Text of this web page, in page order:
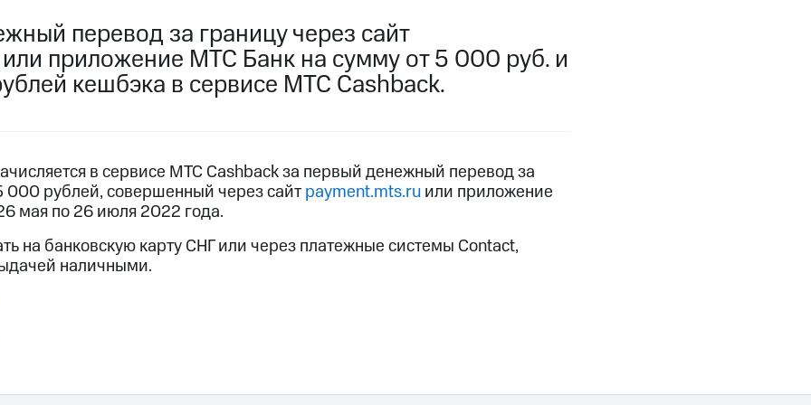
Здоровье и фитнес
Приложения
Гудок Мой МТСВсе приложения
15%
МТС
часы и трекерыУмный домПланшетыАкции и скидкиВсе товары
музыка и многое другое
доступ к геолокации
нашем приложении
Гудок Мой МТСВсе приложенияИнвестиции
перевод за границу через сайт
или приложение МТС Банк на сумму от 5 000 руб. и
кешбэка в сервисе МТС Cashback.
в сервисе МТС Cashback за первый денежный перевод за
000 рублей, совершенный через сайтpayment.mts.ruили приложение
мая по 26 июля 2022 года.
на банковскую карту СНГ или через платежные системы Contact,
наличными.